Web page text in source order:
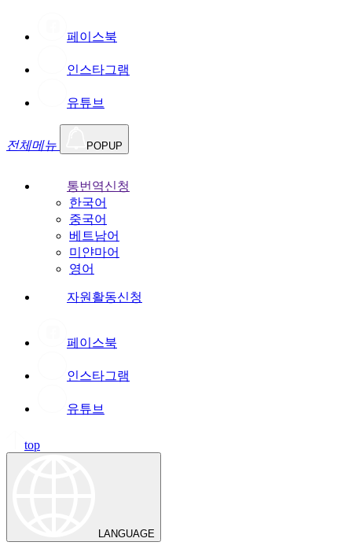
페이스북
인스타그램
유튜브
전체메뉴 POPUP
통번역신청
한국어
중국어
베트남어
미얀마어
영어
자원활동신청
페이스북
인스타그램
유튜브
top
LANGUAGE